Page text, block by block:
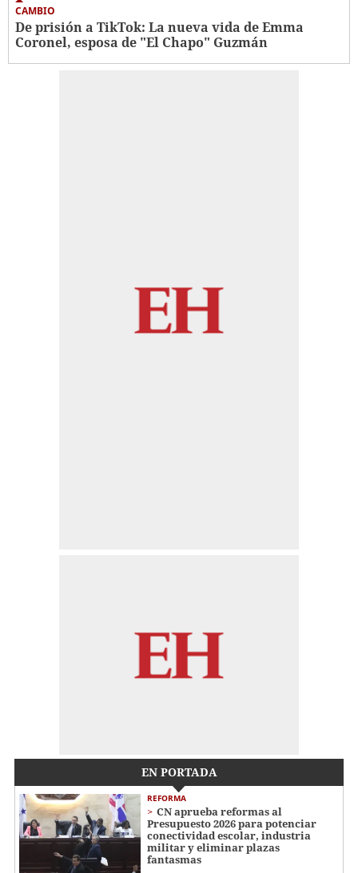
CAMBIO
De prisión a TikTok: La nueva vida de Emma
Coronel, esposa de "El Chapo" Guzmán
EN PORTADA
REFORMA
CN aprueba reformas al
Presupuesto 2026 para potenciar
conectividad escolar, industria
militar y eliminar plazas
fantasmas